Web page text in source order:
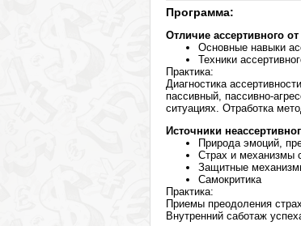
Программа:
Отличие ассертивного
Основные навыки
Техники
Практика:
Диагностика
пассивный, пассивно-
ситуациях. Отработка
Источники
Природа эмоций,
Страх и механизмы
Защитные
Самокритика
Практика:
Приемы преодоления
Внутренний саботаж